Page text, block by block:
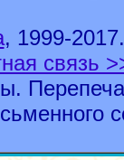
, 1999-
связь